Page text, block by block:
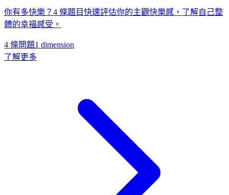
你有多快樂？4 條題目快速評估你的主觀快樂感，了解自己整
體的幸福感受。
4 條問題1 dimension
了解更多